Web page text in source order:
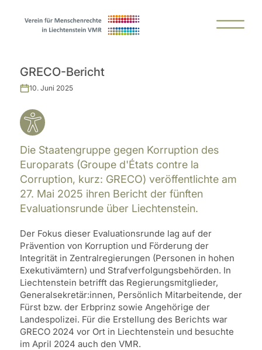
GRECO-Bericht
10. Juni 2025
Die Staatengruppe gegen Korruption des
Europarats (Groupe d'États contre la
Corruption, kurz: GRECO) veröffentlichte am
27. Mai 2025 ihren Bericht der fünften
Evaluationsrunde über Liechtenstein.
Der Fokus dieser Evaluationsrunde lag auf der
Prävention von Korruption und Förderung der
Integrität in Zentralregierungen (Personen in hohen
Exekutivämtern) und Strafverfolgungsbehörden. In
Liechtenstein betrifft das Regierungsmitglieder,
Generalsekretär:innen, Persönlich Mitarbeitende, der
Fürst bzw. der Erbprinz sowie Angehörige der
Landespolizei. Für die Erstellung des Berichts war
GRECO 2024 vor Ort in Liechtenstein und besuchte
im April 2024 auch den VMR.